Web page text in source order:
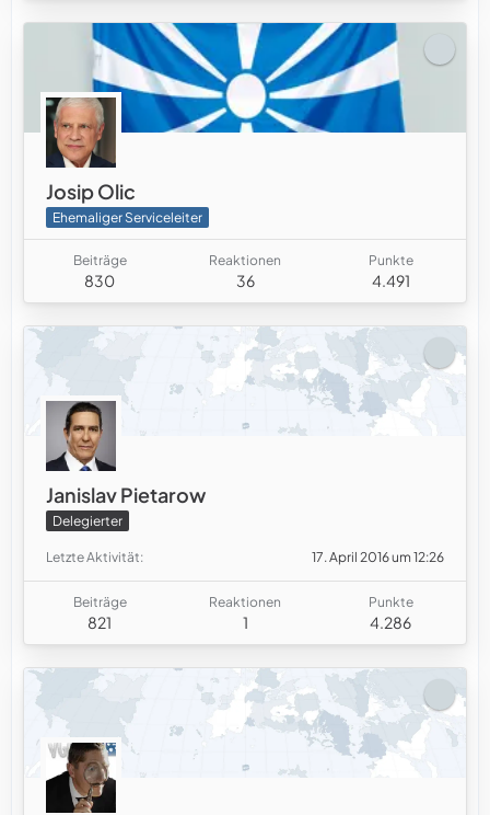
Josip Olic
Ehemaliger Serviceleiter
Beiträge
830
Reaktionen
36
Punkte
4.491
Janislav Pietarow
Delegierter
Letzte Aktivität 17. April 2016 um 12:26
Beiträge
821
Reaktionen
1
Punkte
4.286